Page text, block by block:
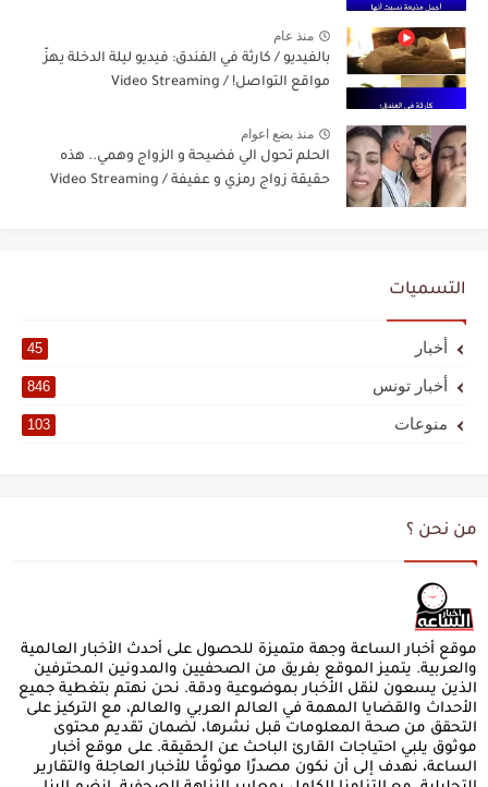
منذ عام
بالفيديو / كارثة في الفندق: فيديو ليلة الدخلة يهزّ
مواقع التواصل! / Video Streaming
منذ بضع اعوام
الحلم تحول الي فضيحة و الزواج وهمي.. هذه
حقيقة زواج رمزي و عفيفة / Video Streaming
التسميات
أخبار 45
أخبار تونس 846
منوعات 103
من نحن ؟
موقع أخبار الساعة وجهة متميزة للحصول على أحدث الأخبار العالمية
والعربية. يتميز الموقع بفريق من الصحفيين والمدونين المحترفين
الذين يسعون لنقل الأخبار بموضوعية ودقة. نحن نهتم بتغطية جميع
الأحداث والقضايا المهمة في العالم العربي والعالم، مع التركيز على
التحقق من صحة المعلومات قبل نشرها، لضمان تقديم محتوى
موثوق يلبي احتياجات القارئ الباحث عن الحقيقة. على موقع أخبار
الساعة، نهدف إلى أن نكون مصدرًا موثوقًا للأخبار العاجلة والتقارير